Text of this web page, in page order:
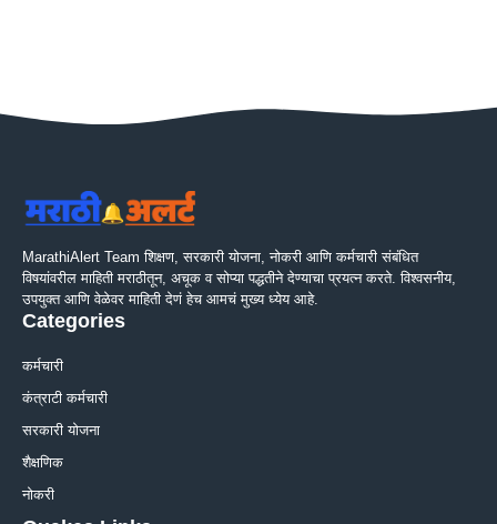
MarathiAlert Team शिक्षण, सरकारी योजना, नोकरी आणि कर्मचारी संबंधित
विषयांवरील माहिती मराठीतून, अचूक व सोप्या पद्धतीने देण्याचा प्रयत्न करते. विश्वसनीय,
उपयुक्त आणि वेळेवर माहिती देणं हेच आमचं मुख्य ध्येय आहे.
Categories
कर्मचारी
कंत्राटी कर्मचारी
सरकारी योजना
शैक्षणिक
नोकरी